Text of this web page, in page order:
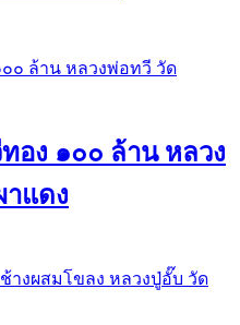
อง ๑๐๐ ล้าน หลวง
าแดง